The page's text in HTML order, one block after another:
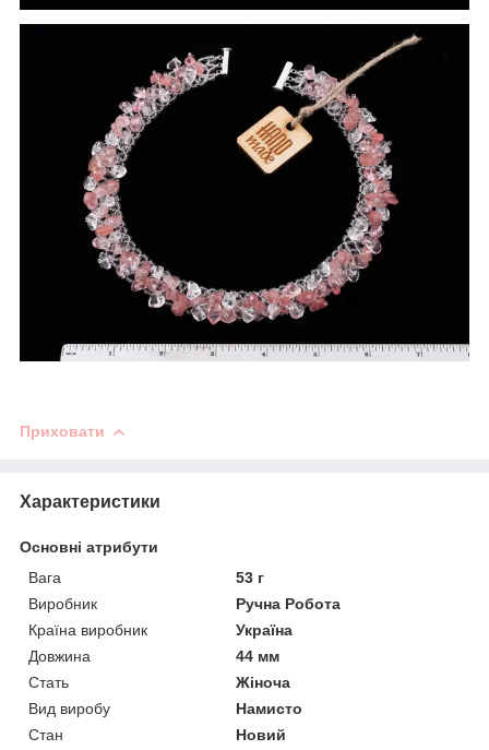
Приховати
Характеристики
Основні атрибути
Вага
53 г
Виробник
Ручна Робота
Країна виробник
Україна
Довжина
44 мм
Стать
Жіноча
Вид виробу
Намисто
Стан
Новий